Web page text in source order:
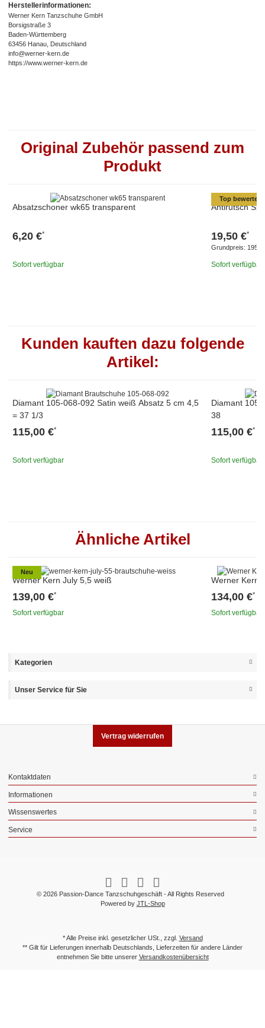
Herstellerinformationen:
Werner Kern Tanzschuhe GmbH
Borsigstraße 3
Baden-Württemberg
63456 Hanau, Deutschland
info@werner-kern.de
https://www.werner-kern.de
Original Zubehör passend zum
Produkt
Absatzschoner wk65 transparent
6,20 €*
Sofort verfügbar
Top bewertet
Antirutsch
19,50 €*
Grundpreis:
Sofort verfügbar
Kunden kauften dazu folgende
Artikel:
Diamant 105-068-092 Satin weiß Absatz 5 cm 4,5
= 37 1/3
115,00 €*
Sofort verfügbar
Diamant 105-
38
115,00 €*
Sofort verfügbar
Ähnliche Artikel
Neu
Werner Kern July 5,5 weiß
139,00 €*
Sofort verfügbar
Werner Kern
134,00 €*
Sofort verfügbar
Kategorien
Unser Service für Sie
Vertrag widerrufen
Kontaktdaten
Informationen
Wissenswertes
Service
© 2026 Passion-Dance Tanzschuhgeschäft - All Rights Reserved
Powered by JTL-Shop
* Alle Preise inkl. gesetzlicher USt., zzgl. Versand
** Gilt für Lieferungen innerhalb Deutschlands, Lieferzeiten für andere Länder
entnehmen Sie bitte unserer Versandkostenübersicht